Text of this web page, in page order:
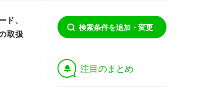
ド、
取扱
検索条件を追加・変更
† 注目のまとめ